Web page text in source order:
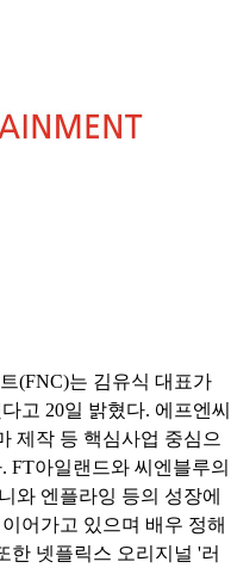
(FNC)는 김유식 대표가
고 20일 밝혔다. 에프엔씨
제작 등 핵심사업 중심으
FT아일랜드와 씨엔블루의
와 엔플라잉 등의 성장에
어가고 있으며 배우 정해
한 넷플릭스 오리지널 '러